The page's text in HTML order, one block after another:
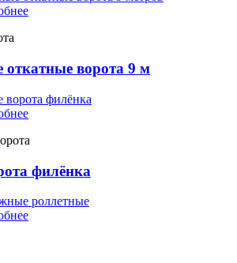
ворота 9 м
филёнка